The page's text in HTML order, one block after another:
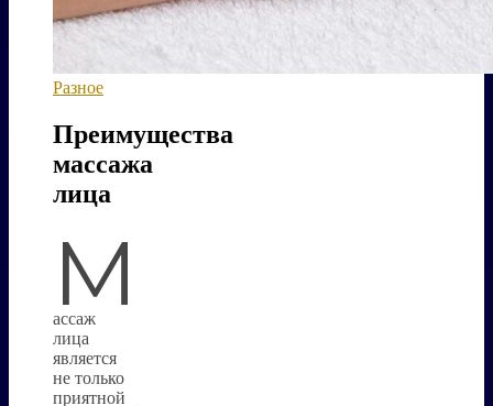
Разное
Преимущества
массажа
лица
М
ассаж
лица
является
не только
приятной